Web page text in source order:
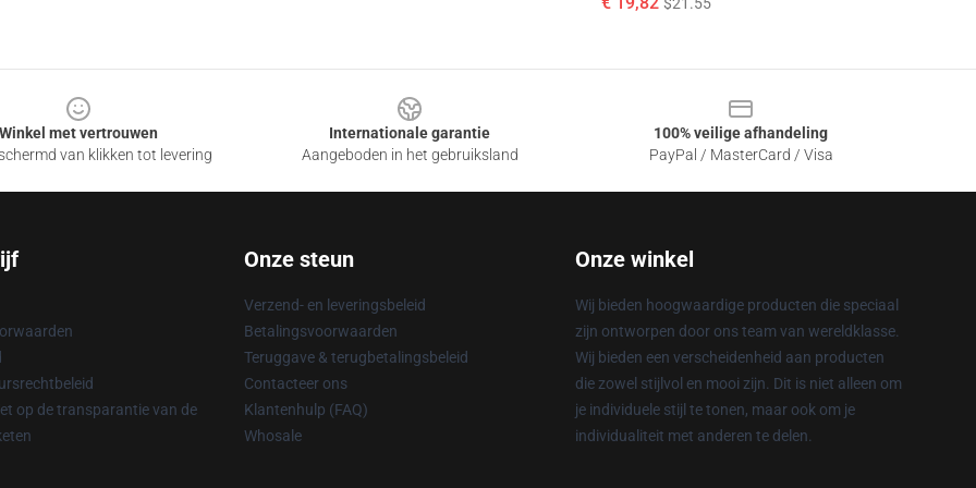
Winkel met vertrouwen
van klikken tot levering
Internationale garantie
Aangeboden in het gebruiksland
100% veilige afhandeling
PayPal / MasterCard / Visa
op de transparantie van de
Onze steun
Verzend- en leveringsbeleid
Betalingsvoorwaarden
Teruggave & terugbetalingsbeleid
Contacteer ons
Klantenhulp (FAQ)
Whosale
Onze winkel
Wij bieden hoogwaardige producten die speciaal
zijn ontworpen door ons team van wereldklasse.
Wij bieden een verscheidenheid aan producten
die zowel stijlvol en mooi zijn. Dit is niet alleen om
je individuele stijl te tonen, maar ook om je
individualiteit met anderen te delen.